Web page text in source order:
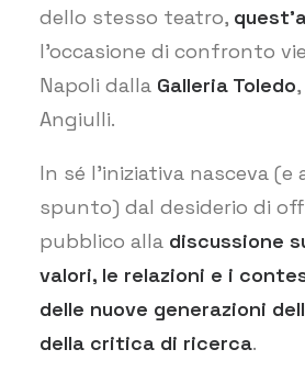
dello stesso teatro,
l’occasione di confronto
Napoli dalla Galleria Toledo
Angiulli.
In sé l’iniziativa nasceva (e
spunto) dal desiderio di
pubblico alla discussione
valori, le relazioni e i
delle nuove generazioni
della critica di ricerca.